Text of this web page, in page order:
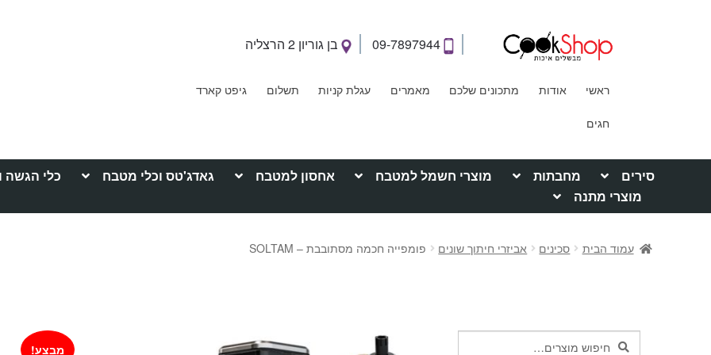
09-7897944 בן גוריון 2 הרצליה
ראשי אודות מתכונים שלכם מאמרים עגלת קניות תשלום גיפט קארד
חגים
סירים מחבתות מוצרי חשמל למטבח אחסון למטבח גאדג'טס וכלי מטבח כלי הגשה
מוצרי מתנה
עמוד הבית סכינים אביזרי חיתוך שונים פומפייה חכמה מסתובבת – SOLTAM
מבצע!
חיפושחיפוש